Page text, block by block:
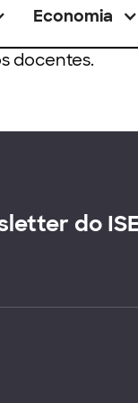
Economia
docentes.
do